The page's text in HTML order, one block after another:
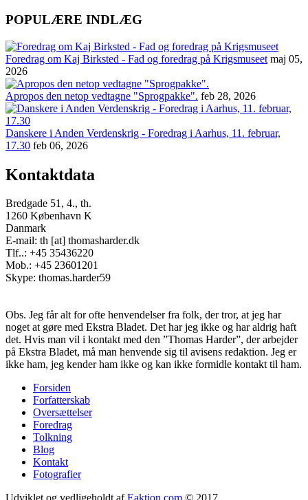
POPULÆRE INDLÆG
Foredrag om Kaj Birksted - Fad og foredrag på Krigsmuseet maj 05,
2026
Apropos den netop vedtagne "Sprogpakke". feb 28, 2026
Danskere i Anden Verdenskrig - Foredrag i Aarhus, 11. februar,
17.30 feb 06, 2026
Kontaktdata
Bredgade 51, 4., th.
1260 København K
Danmark
E-mail: th [at] thomasharder.dk
Tlf..: +45 35436220
Mob.: +45 23601201
Skype: thomas.harder59
Obs. Jeg får alt for ofte henvendelser fra folk, der tror, at jeg har
noget at gøre med Ekstra Bladet. Det har jeg ikke og har aldrig haft
det. Hvis man vil i kontakt med den ”Thomas Harder”, der arbejder
på Ekstra Bladet, må man henvende sig til avisens redaktion. Jeg er
ikke ham, jeg kender ham ikke og kan ikke formidle kontakt til ham.
Footer
menu
Forsiden
Forfatterskab
Oversættelser
Foredrag
Tolkning
Blog
Kontakt
Fotografier